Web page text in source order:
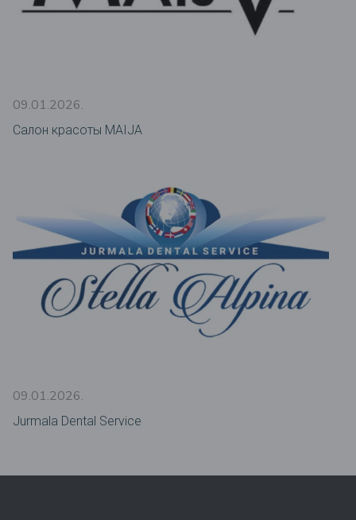
09.01.2026.
Салон красоты MAIJA
09.01.2026.
Jurmala Dental Service